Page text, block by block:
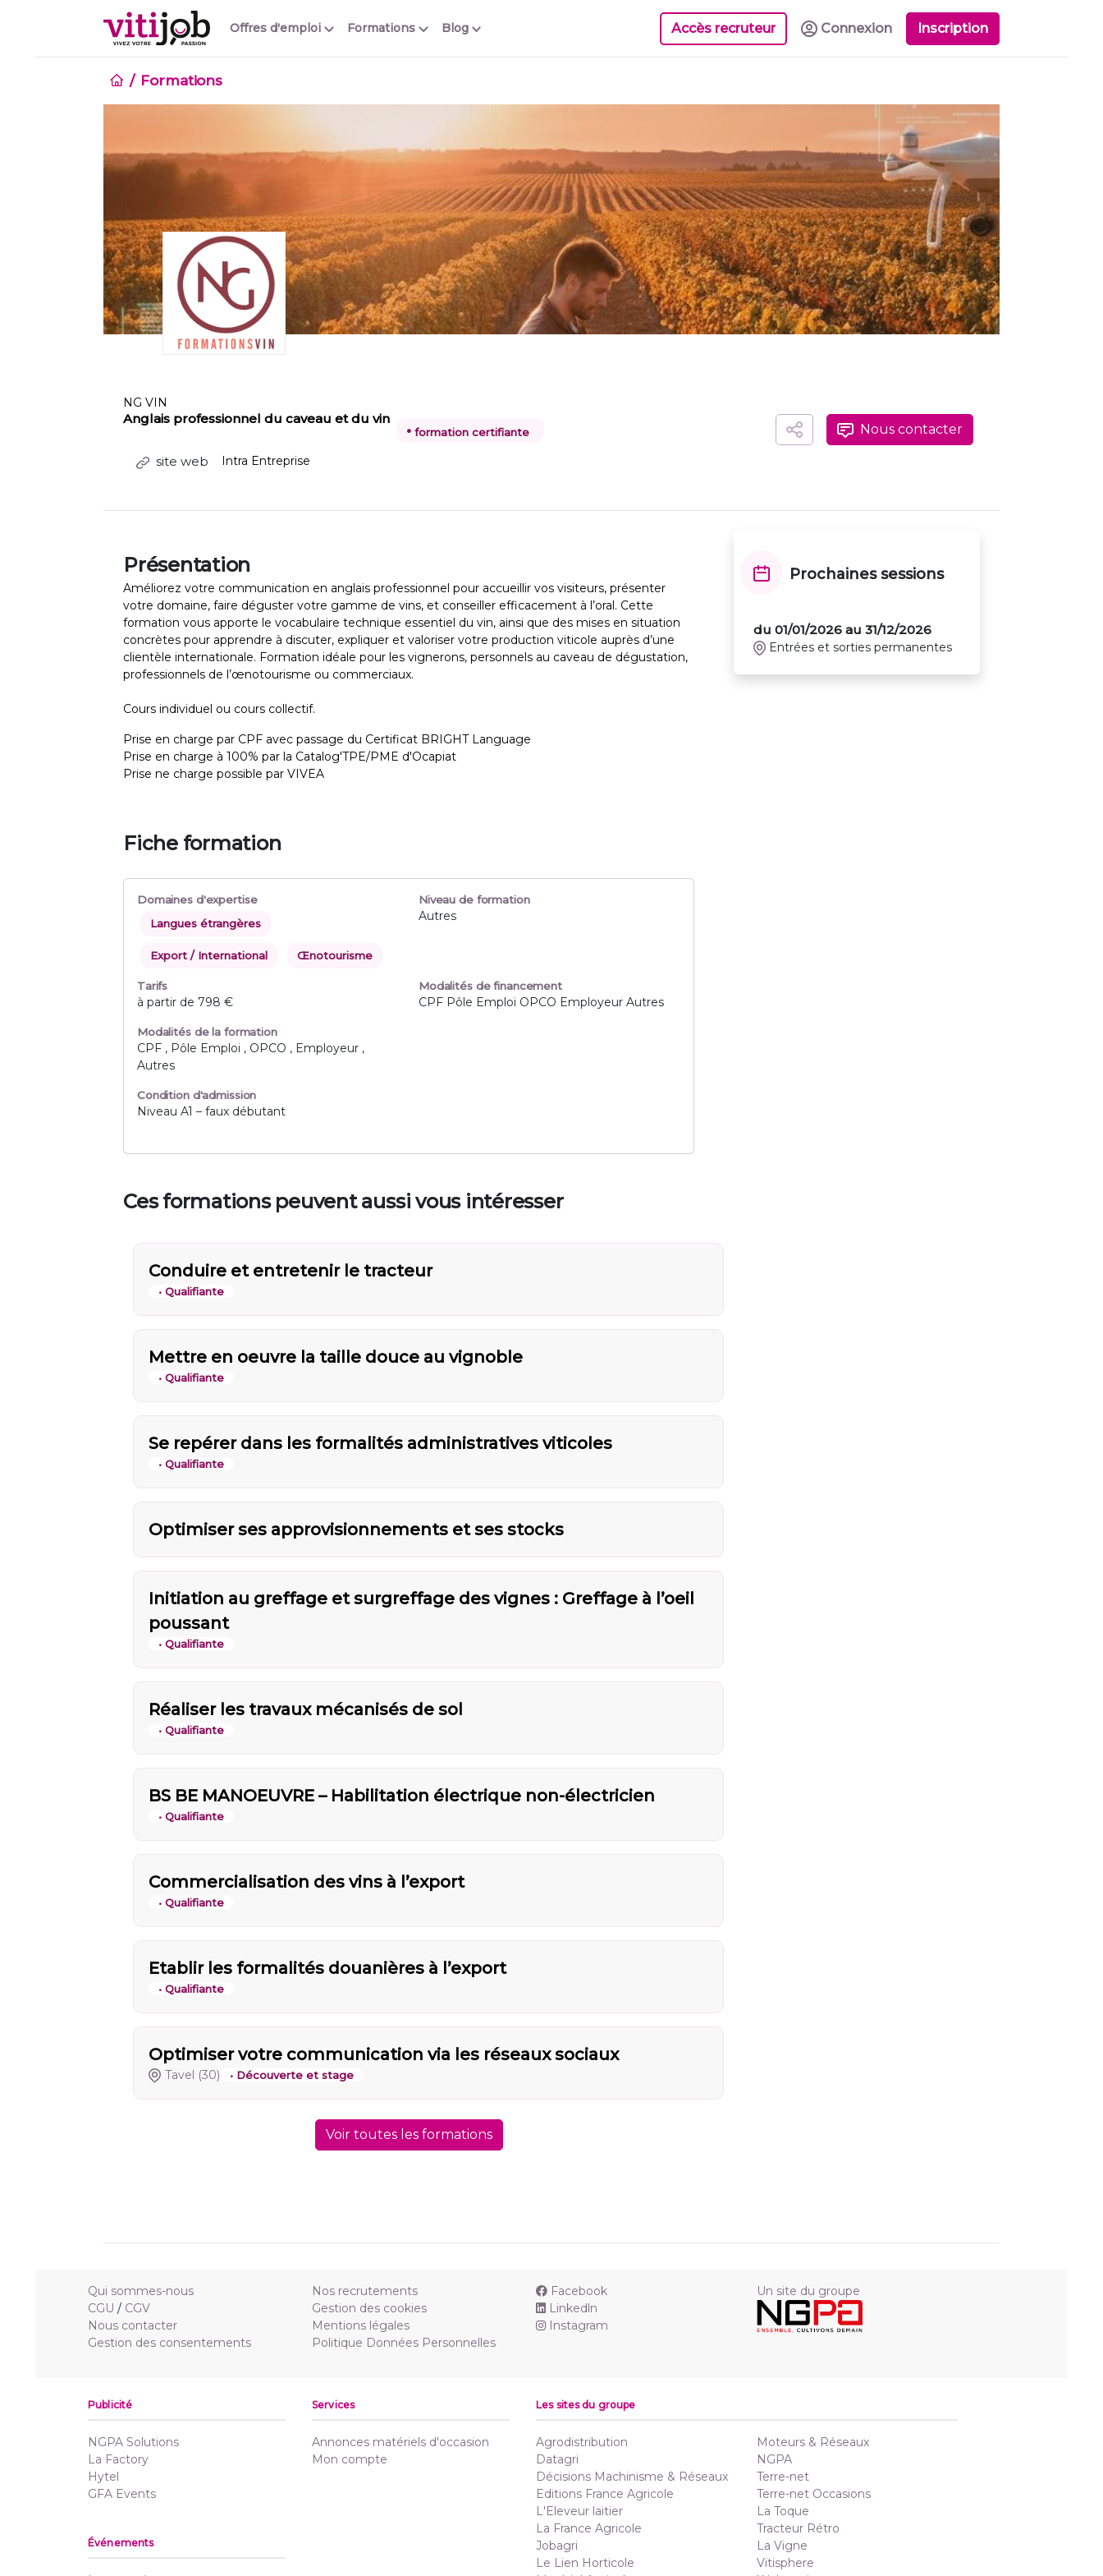
Offres d'emploi Blog
Formations Accès recruteur Connexion Inscription
Formations
NG VIN
Anglais professionnel du caveau et du vin
• formation certifiante
site web Intra Entreprise
Nous contacter
Présentation
Améliorez votre communication en anglais professionnel pour accueillir vos visiteurs, présenter
votre domaine, faire déguster votre gamme de vins, et conseiller efficacement à l’oral. Cette
formation vous apporte le vocabulaire technique essentiel du vin, ainsi que des mises en situation
concrètes pour apprendre à discuter, expliquer et valoriser votre production viticole auprès d’une
clientèle internationale. Formation idéale pour les vignerons, personnels au caveau de dégustation,
professionnels de l’œnotourisme ou commerciaux.
Cours individuel ou cours collectif.
Prise en charge par CPF avec passage du Certificat BRIGHT Language
Prise en charge à 100% par la Catalog'TPE/PME d'Ocapiat
Prise ne charge possible par VIVEA
Fiche formation
Domaines d'expertise
Langues étrangères
Export / International Œnotourisme
Niveau de formation
Autres
Tarifs
à partir de 798 €
Modalités de financement
CPF Pôle Emploi OPCO Employeur Autres
Modalités de la formation
CPF , Pôle Emploi , OPCO , Employeur ,
Autres
Condition d'admission
Niveau A1 – faux débutant
Ces formations peuvent aussi vous intéresser
Conduire et entretenir le tracteur
• Qualifiante
Mettre en oeuvre la taille douce au vignoble
• Qualifiante
Se repérer dans les formalités administratives viticoles
• Qualifiante
Optimiser ses approvisionnements et ses stocks
Initiation au greffage et surgreffage des vignes : Greffage à l’oeil
poussant
• Qualifiante
Réaliser les travaux mécanisés de sol
• Qualifiante
BS BE MANOEUVRE – Habilitation électrique non-électricien
• Qualifiante
Commercialisation des vins à l’export
• Qualifiante
Etablir les formalités douanières à l’export
• Qualifiante
Optimiser votre communication via les réseaux sociaux
Tavel (30) • Découverte et stage
Voir toutes les formations
Prochaines sessions
du 01/01/2026 au 31/12/2026
Entrées et sorties permanentes
Qui sommes-nous
CGU / CGV
Nous contacter
Gestion des consentements
Nos recrutements
Gestion des cookies
Mentions légales
Politique Données Personnelles
Facebook
Linkedln
Instagram
Un site du groupe
Publicité
NGPA Solutions
La Factory
Hytel
GFA Events
Services
Annonces matériels d'occasion
Mon compte
Événements
Les sites du groupe
Agrodistribution
Datagri
Décisions Machinisme & Réseaux
Editions France Agricole
L'Eleveur laitier
La France Agricole
Jobagri
Le Lien Horticole
Moteurs & Réseaux
NGPA
Terre-net
Terre-net Occasions
La Toque
Tracteur Rétro
La Vigne
Vitisphere